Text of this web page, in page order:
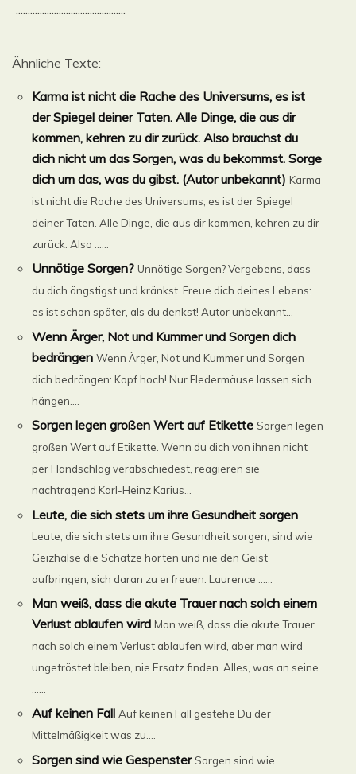
..............................................
Ähnliche Texte:
Karma ist nicht die Rache des Universums, es ist
der Spiegel deiner Taten. Alle Dinge, die aus dir
kommen, kehren zu dir zurück. Also brauchst du
dich nicht um das Sorgen, was du bekommst. Sorge
dich um das, was du gibst. (Autor unbekannt) Karma
ist nicht die Rache des Universums, es ist der Spiegel
deiner Taten. Alle Dinge, die aus dir kommen, kehren zu dir
zurück. Also ......
Unnötige Sorgen? Unnötige Sorgen? Vergebens, dass
du dich ängstigst und kränkst. Freue dich deines Lebens:
es ist schon später, als du denkst! Autor unbekannt...
Wenn Ärger, Not und Kummer und Sorgen dich
bedrängen Wenn Ärger, Not und Kummer und Sorgen
dich bedrängen: Kopf hoch! Nur Fledermäuse lassen sich
hängen....
Sorgen legen großen Wert auf Etikette Sorgen legen
großen Wert auf Etikette. Wenn du dich von ihnen nicht
per Handschlag verabschiedest, reagieren sie
nachtragend Karl-Heinz Karius...
Leute, die sich stets um ihre Gesundheit sorgen
Leute, die sich stets um ihre Gesundheit sorgen, sind wie
Geizhälse die Schätze horten und nie den Geist
aufbringen, sich daran zu erfreuen. Laurence ......
Man weiß, dass die akute Trauer nach solch einem
Verlust ablaufen wird Man weiß, dass die akute Trauer
nach solch einem Verlust ablaufen wird, aber man wird
ungetröstet bleiben, nie Ersatz finden. Alles, was an seine
Auf keinen Fall Auf keinen Fall gestehe Du der
Mittelmäßigkeit was zu....
Sorgen sind wie Gespenster Sorgen sind wie